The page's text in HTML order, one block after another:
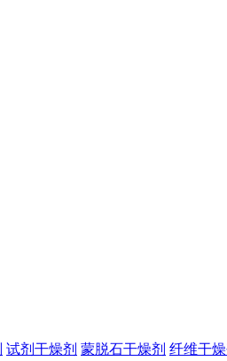
试剂干燥剂 蒙脱石干燥剂 纤维干燥